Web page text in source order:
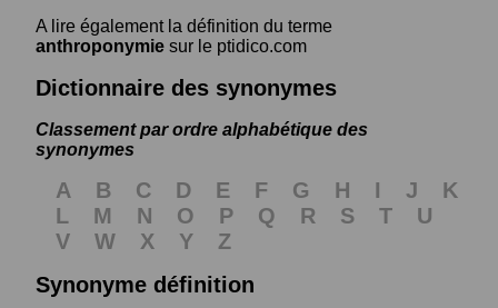
A lire également la définition du terme
anthroponymie sur le ptidico.com
Dictionnaire des synonymes
Classement par ordre alphabétique des
synonymes
A B C D E F G H I J
K
L
M N O P Q R S T
U
V
W X Y
Z
Synonyme définition